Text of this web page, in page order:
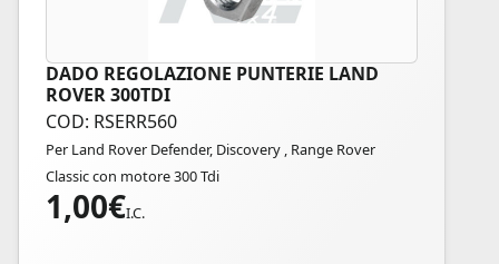
DADO REGOLAZIONE PUNTERIE LAND
ROVER 300TDI
COD: RSERR560
Per Land Rover Defender, Discovery , Range Rover
Classic con motore 300 Tdi
1,00€I.C.